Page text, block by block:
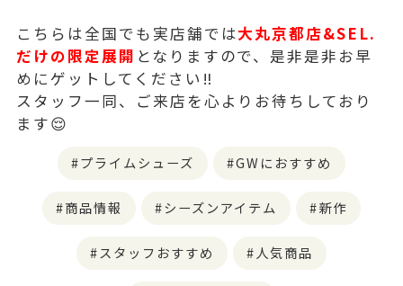
こちらは全国でも実店舗では大丸京都店&SEL.
だけの限定展開 となりますので、是非是非お早
めにゲットしてください‼️
スタッフ一同、ご来店を心よりお待ちしており
ます😌
プライムシューズ GWにおすすめ
商品情報 シーズンアイテム 新作
スタッフおすすめ 人気商品